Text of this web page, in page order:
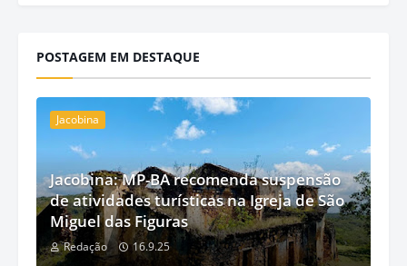
POSTAGEM EM DESTAQUE
Jacobina
Jacobina: MP-BA recomenda suspensão
de atividades turísticas na Igreja de São
Miguel das Figuras
Redação 16.9.25